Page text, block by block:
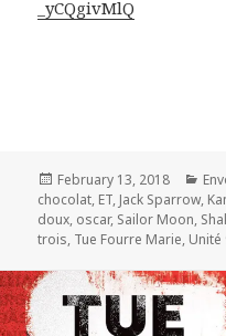
_yCQgivMlQ
Posted
on
February 13, 2018
chocolat, ET, Jack Sparrow,
doux, oscar, Sailor Moon,
trois, Tue Fourre Marie, Unité